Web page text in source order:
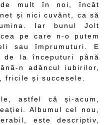
mult în noi, încât
și nici cuvânt, ca să
Iar bunul Jolt
pe care n-o putem
sau împrumuturi. E
de la începuturi până
n adâncul iubirilor,
fricile și succesele.
astfel că și-acum,
Albumul cel nou,
este descriptiv,